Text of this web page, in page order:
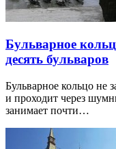
Бульварное
десять бульваров
Бульварное кольцо не
и проходит через
занимает почти…